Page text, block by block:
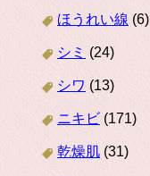
ほうれい線 (6)
シミ (24)
シワ (13)
ニキビ (171)
乾燥肌 (31)